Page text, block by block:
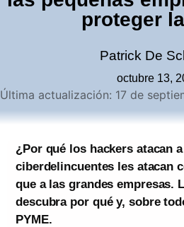
proteger
Patrick De
octubre 13,
Última actualización: 17 de
¿Por qué los hackers atacan
ciberdelincuentes les atacan
que a las grandes empresas.
descubra por qué y, sobre
PYME.